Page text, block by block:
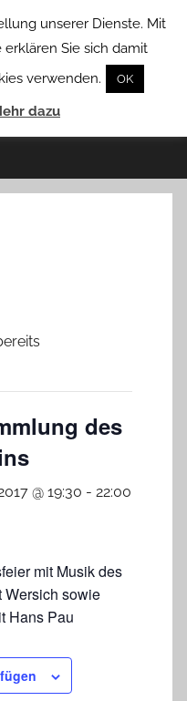
des
@ 19:30 - 22:00
mit Musik des
Wersich sowie
Hans Pau
unserer Dienste. Mit
Sie sich damit
verwenden.
OK
dazu